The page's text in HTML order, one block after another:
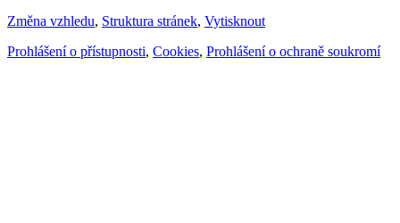
Změna vzhledu, Struktura stránek, Vytisknout
Prohlášení o přístupnosti, Cookies, Prohlášení o ochraně soukromí